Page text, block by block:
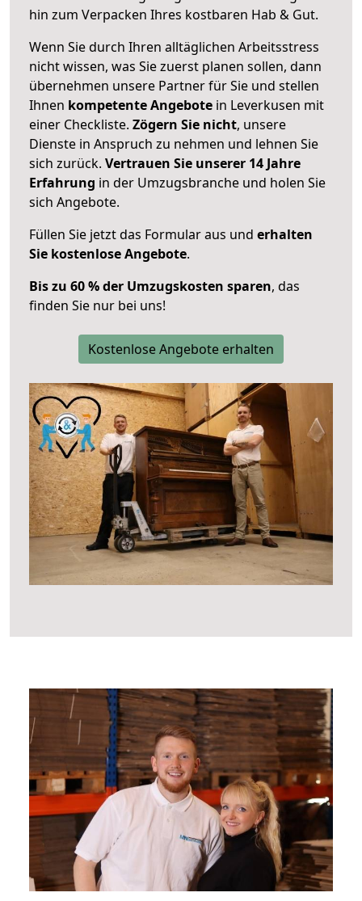
hin zum Verpacken Ihres kostbaren Hab & Gut.
Wenn Sie durch Ihren alltäglichen Arbeitsstress
nicht wissen, was Sie zuerst planen sollen, dann
übernehmen unsere Partner für Sie und stellen
Ihnen kompetente Angebote in Leverkusen mit
einer Checkliste. Zögern Sie nicht, unsere
Dienste in Anspruch zu nehmen und lehnen Sie
sich zurück. Vertrauen Sie unserer 14 Jahre
Erfahrung in der Umzugsbranche und holen Sie
sich Angebote.
Füllen Sie jetzt das Formular aus und erhalten
Sie kostenlose Angebote.
Bis zu 60 % der Umzugskosten sparen, das
finden Sie nur bei uns!
Kostenlose Angebote erhalten